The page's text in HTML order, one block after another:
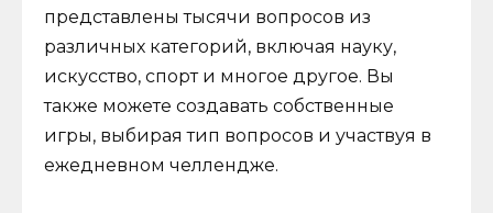
представлены тысячи вопросов из
различных категорий, включая науку,
искусство, спорт и многое другое. Вы
также можете создавать собственные
игры, выбирая тип вопросов и участвуя в
ежедневном челлендже.